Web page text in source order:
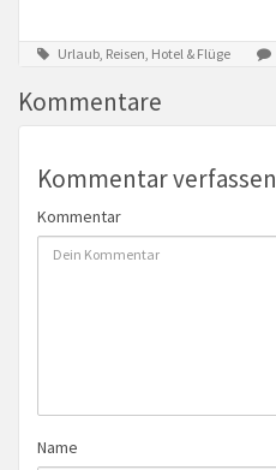
Urlaub, Reisen, Hotel & Flüge
Kommentare
Kommentar verfassen
Kommentar
Name